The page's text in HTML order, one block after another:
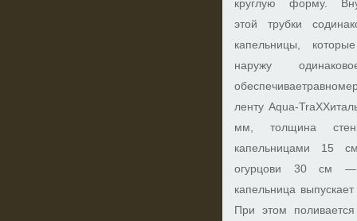
круглую форму.
этой трубки
капельницы,
наружу
ленту Aqua-
мм, толщина
капельницами 15
огурцови 30 см —
капельница
При этом